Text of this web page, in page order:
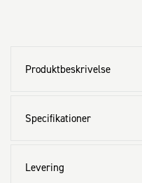
Produktbeskrivelse
Specifikationer
Levering